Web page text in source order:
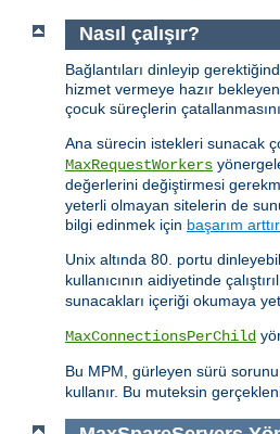
Nasıl çalışır?
Bağlantıları dinleyip
hizmet vermeye hazır
çocuk süreçlerin
Ana sürecin istekleri sunacak
MaxRequestWorkers
değerlerini değiştirmesi
yeterli olmayan sitelerin de
bilgi edinmek için başarım
Unix altında 80. portu
kullanıcının aidiyetinde
sunacakları içeriği okumaya
MaxConnectionsPerChild
Bu MPM, gürleyen sürü
kullanır. Bu muteksin